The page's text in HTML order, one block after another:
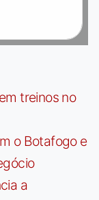
treinos no
o Botafogo e
a